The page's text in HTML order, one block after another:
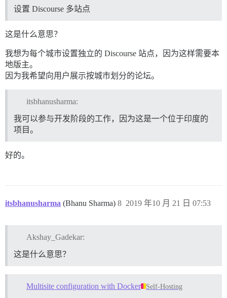
设置 Discourse 多站点
这是什么意思？
我想为每个城市设置独立的 Discourse 站点，因为这样需要本
地版主。
因为我希望向用户展示按城市划分的论坛。
itsbhanusharma:
我可以参与开发阶段的工作，因为这是一个位于印度的
项目。
好的。
itsbhanusharma (Bhanu Sharma) 2019 年10 月 21 日 07:53
8
Akshay_Gadekar:
这是什么意思？
Multisite configuration with Docker Self-Hosting